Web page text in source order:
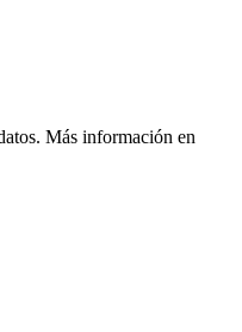
Más información en